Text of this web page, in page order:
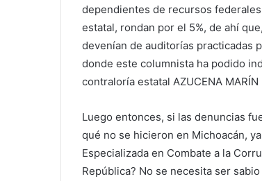
dependientes de recursos
estatal, rondan por el 5%, de ahí
devenían de auditorías practicadas
donde este columnista ha podido
contraloría estatal AZUCENA
Luego entonces, si las denuncias
qué no se hicieron en Michoacán,
Especializada en Combate a la
República? No se necesita ser